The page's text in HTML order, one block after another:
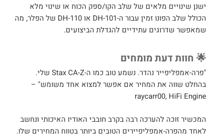
ישנן שינויים מלאים של שלב הקו/ספק הכוח או שינוי מלא
הכולל שלב הפונו זמין עבור ה-DH-101 או DH-110 של הפלר, מה
שמאפשר שדרוגים עתידיים להגדלת הביצועים.
🌟 חוות דעת מומחים
"פרה-אמפליפייר נהדר. נשמע טוב כמו ה-Stax CA-Z שלי.
בהחלט שווה את המחיר אם אפשר למצוא אחד משומש" –
raycarr00, HiFi Engine
המכשיר זוכה להערכה רבה בקרב חובבי האודיו האיכותי ונחשב
לאחד מהפרה-אמפליפיירים הטובים ביותר בטווח המחירים שלו.